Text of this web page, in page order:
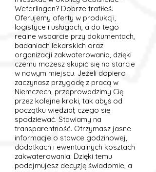
Weferlingen? Dobrze trafiłeś.
Oferujemy oferty w produkcji,
logistyce i usługach, a do tego
realne wsparcie przy dokumentach,
badaniach lekarskich oraz
organizacji zakwaterowania, dzięki
czemu możesz skupić się na starcie
w nowym miejscu. Jeżeli dopiero
zaczynasz przygodę z pracą w
Niemczech, przeprowadzimy Cię
przez kolejne kroki, tak abyś od
początku wiedział, czego się
spodziewać. Stawiamy na
transparentność. Otrzymasz jasne
informacje o stawce godzinowej,
dodatkach i ewentualnych kosztach
zakwaterowania. Dzięki temu
podejmujesz decyzję świadomie, a